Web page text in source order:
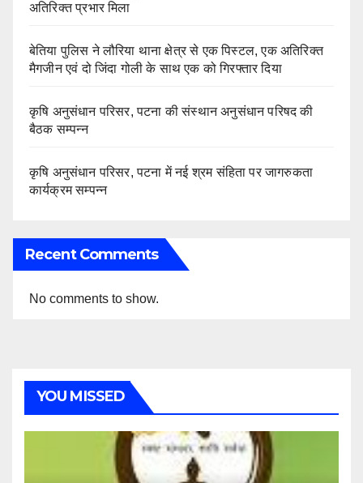
अतिरिक्त प्रभार मिला
बेतिया पुलिस ने लौरिया थाना क्षेत्र से एक पिस्टल, एक अतिरिक्त
मैगजीन एवं दो जिंदा गोली के साथ एक को गिरफ्तार दिया
कृषि अनुसंधान परिसर, पटना की संस्थान अनुसंधान परिषद की
बैठक सम्पन्न
कृषि अनुसंधान परिसर, पटना में नई श्रम संहिता पर जागरुकता
कार्यक्रम सम्पन्न
Recent Comments
No comments to show.
YOU MISSED